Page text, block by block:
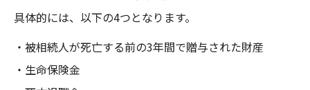
具体的には、以下の4つとなります。
・被相続人が死亡する前の3年間で贈与された財産
・生命保険金